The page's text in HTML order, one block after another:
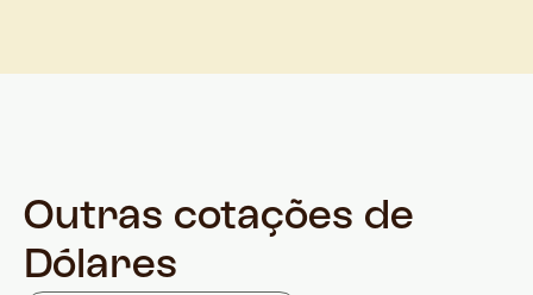
Outras cotações de
Dólares